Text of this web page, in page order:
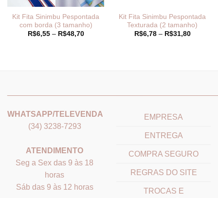
Kit Fita Sinimbu Pespontada
com borda (3 tamanho)
R$6,55 – R$48,70Faixa
Kit Fita Sinimbu Pespontada
Texturada (2 tamanho)
R$6,78 – R$31,80Faixa
WHATSAPP/TELEVENDA
(34) 3238-7293
ATENDIMENTO
Seg a Sex das 9 às 18
horas
Sáb das 9 às 12 horas
EMPRESA
ENTREGA
COMPRA SEGURO
REGRAS DO SITE
TROCAS E